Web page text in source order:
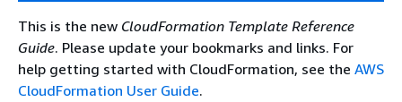
This is the new CloudFormation Template Reference
Guide. Please update your bookmarks and links. For
help getting started with CloudFormation, see the AWS
CloudFormation User Guide.